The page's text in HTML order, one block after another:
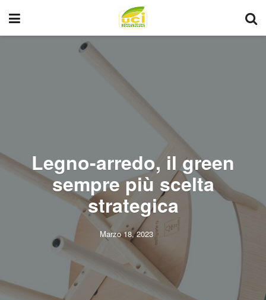
Legno-arredo, il green
sempre più scelta
strategica
Marzo 18, 2023